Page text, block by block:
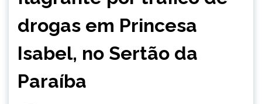
drogas em Princesa
Isabel, no Sertão da
Paraíba